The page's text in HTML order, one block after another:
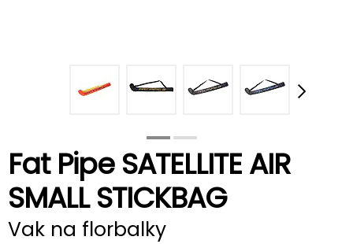
Fat Pipe SATELLITE AIR
SMALL STICKBAG
Vak na florbalky